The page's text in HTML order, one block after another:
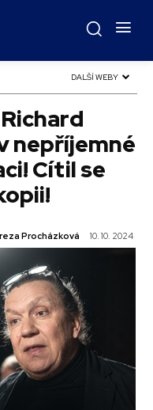
DALŠÍ WEBY
nepříjemné
Cítil se
10. 10. 2024
Procházková